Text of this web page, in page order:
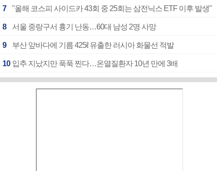
7 "올해 코스피 사이드카 43회 중 25회는 삼전닉스 ETF 이후 발생"
8 서울 중랑구서 흉기 난동…60대 남성 2명 사망
9 부산 앞바다에 기름 425ℓ 유출한 러시아 화물선 적발
10 입추 지났지만 푹푹 찐다…온열질환자 10년 만에 3배